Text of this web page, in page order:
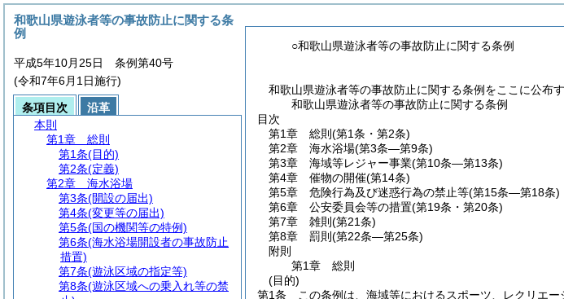
○和歌山県遊泳者等の事故防止に関する条例
和歌山県遊泳者等の事故防止に関する条例をここに公布す
和歌山県遊泳者等の事故防止に関する条例
目次
第1章
総則 (第1条・第2条)
第2章
海水浴場(第3条―第9条)
第3章
海域等レジャー事業(第10条―第13条)
第4章
催物の開催(第14条)
第5章
危険行為及び迷惑行為の禁止等(第15条―第18条)
第6章
公安委員会等の措置(第19条・第20条)
第7章
雑則 (第21条)
第8章
罰則 (第22条―第25条)
附則
第1章
総則
(目的)
第1条
この条例は、海域等におけるスポーツ、レクリエ
和歌山県遊泳者等の事故防止に関する条
例
平成5年10月25日 条例第40号
(令和7年6月1日施行)
条項目次
沿革
本則
第1章
総則
第1条(目的)
第2条(定義)
第2章
海水浴場
第3条(開設の届出)
第4条(変更等の届出)
第5条(国の機関等の特例)
第6条(海水浴場開設者の事故防止
措置)
第7条(遊泳区域の指定等)
第8条(遊泳区域への乗入れ等の禁